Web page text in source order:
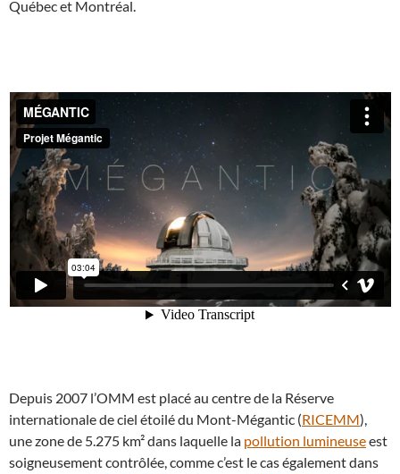
Québec et Montréal.
Depuis 2007 l’OMM est placé au centre de la Réserve
internationale de ciel étoilé du Mont-Mégantic (RICEMM),
une zone de 5.275 km² dans laquelle la pollution lumineuseest
soigneusement contrôlée, comme c’est le cas également dans